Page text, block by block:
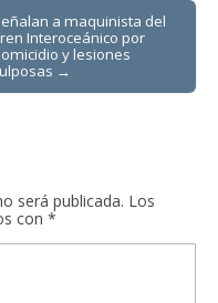
a maquinista del
Interoceánico por
y lesiones
→
será publicada. Los
con *